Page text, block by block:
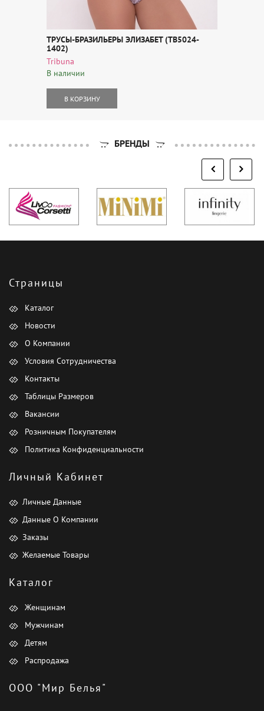
ТРУСЫ-БРАЗИЛЬЕРЫ ЭЛИЗАБЕТ (TB5024-
1402)
Tribuna
В наличии
В КОРЗИНУ
БРЕНДЫ
Страницы
Каталог
Новости
О Компании
Условия Сотрудничества
Контакты
Таблицы Размеров
Вакансии
Розничным Покупателям
Политика Конфиденциальности
Личный Кабинет
Личные Данные
Данные О Компании
Заказы
Желаемые Товары
Каталог
Женщинам
Мужчинам
Детям
Распродажа
ООО "Мир Белья"